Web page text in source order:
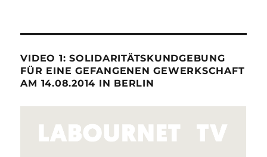
VIDEO 1: SOLIDARITÄTSKUNDGEBUNG
FÜR EINE GEFANGENEN GEWERKSCHAFT
AM 14.08.2014 IN BERLIN